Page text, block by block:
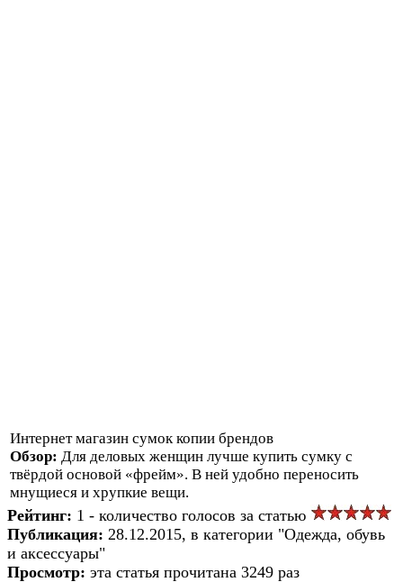
Интернет магазин сумок копии брендов
Обзор: Для деловых женщин лучше купить сумку с
твёрдой основой «фрейм». В ней удобно переносить
мнущиеся и хрупкие вещи.
Рейтинг: 1 - количество голосов за статью
Публикация: 28.12.2015, в категории "Одежда, обувь
и аксессуары"
Просмотр: эта статья прочитана 3249 раз